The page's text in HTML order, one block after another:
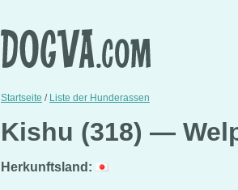
Startseite / Liste der Hunderassen
Kishu (318) —
Herkunftsland: